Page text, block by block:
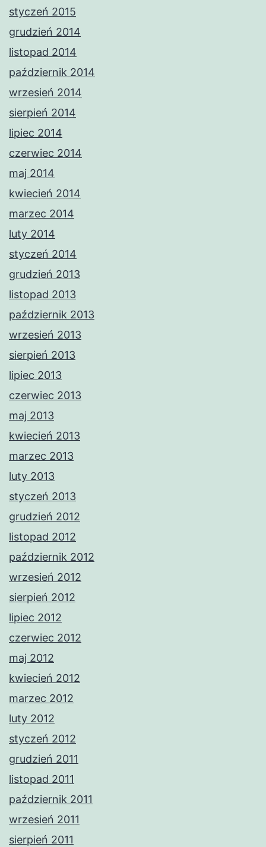
styczeń 2015
grudzień 2014
listopad 2014
październik 2014
wrzesień 2014
sierpień 2014
lipiec 2014
czerwiec 2014
maj 2014
kwiecień 2014
marzec 2014
luty 2014
styczeń 2014
grudzień 2013
listopad 2013
październik 2013
wrzesień 2013
sierpień 2013
lipiec 2013
czerwiec 2013
maj 2013
kwiecień 2013
marzec 2013
luty 2013
styczeń 2013
grudzień 2012
listopad 2012
październik 2012
wrzesień 2012
sierpień 2012
lipiec 2012
czerwiec 2012
maj 2012
kwiecień 2012
marzec 2012
luty 2012
styczeń 2012
grudzień 2011
listopad 2011
październik 2011
wrzesień 2011
sierpień 2011